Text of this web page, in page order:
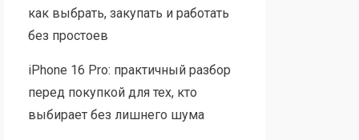
как выбрать, закупать и работать
без простоев
iPhone 16 Pro: практичный разбор
перед покупкой для тех, кто
выбирает без лишнего шума